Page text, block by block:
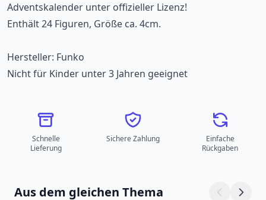
Adventskalender unter offizieller Lizenz!
Enthält 24 Figuren, Größe ca. 4cm.
Hersteller: Funko
Nicht für Kinder unter 3 Jahren geeignet
Schnelle
Lieferung
Sichere Zahlung
Einfache
Rückgaben
Aus dem gleichen Thema